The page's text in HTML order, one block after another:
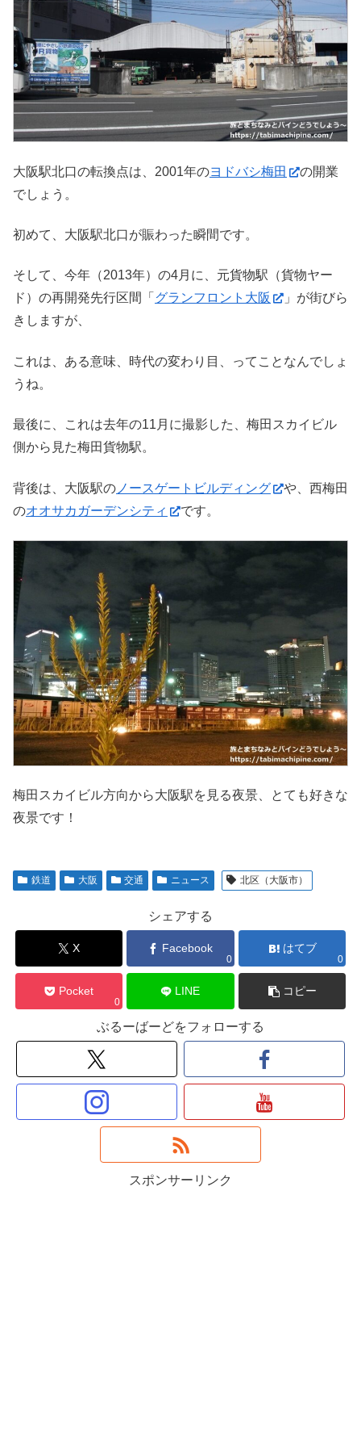
大阪駅北口の転換点は、2001年のヨドバシ梅田
の開業
でしょう。
初めて、大阪駅北口が賑わった瞬間です。
そして、今年（2013年）の4月に、元貨物駅（貨物ヤー
ド）の再開発先行区間「 グランフロント大阪
」が街びら
きしますが、
これは、ある意味、時代の変わり目、ってことなんでしょ
うね。
最後に、これは去年の11月に撮影した、梅田スカイビル
側から見た梅田貨物駅。
背後は、大阪駅の ノースゲートビルディング
や、西梅田
のオオサカガーデンシティ です。
梅田スカイビル方向から大阪駅を見る夜景、とても好きな
夜景です！
鉄道 大阪 交通 ニュース 北区（大阪市）
シェアする
X Facebook
0
はてブ
0
Pocket
0
LINE コピー
ぶるーばーどをフォローする
スポンサーリンク